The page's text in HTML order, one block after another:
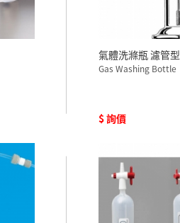
氣體洗滌瓶 濾管型
Gas Washing Bottle
$ 詢價